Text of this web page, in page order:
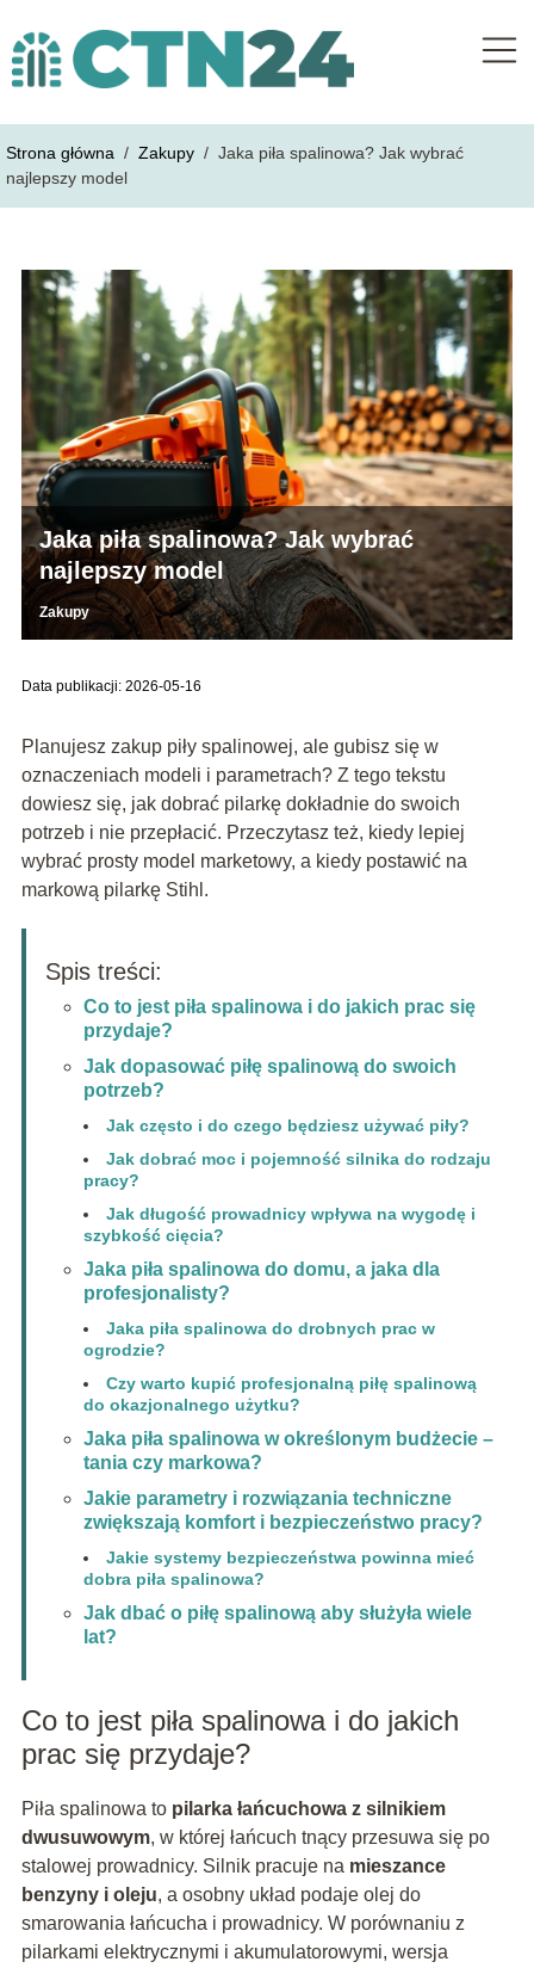
Strona główna / Zakupy / Jaka piła spalinowa? Jak wybrać
najlepszy model
Jaka piła spalinowa? Jak wybrać
najlepszy model
Zakupy
Data publikacji: 2026-05-16
Planujesz zakup piły spalinowej, ale gubisz się w
oznaczeniach modeli i parametrach? Z tego tekstu
dowiesz się, jak dobrać pilarkę dokładnie do swoich
potrzeb i nie przepłacić. Przeczytasz też, kiedy lepiej
wybrać prosty model marketowy, a kiedy postawić na
markową pilarkę Stihl.
Spis treści:
Co to jest piła spalinowa i do jakich prac się
przydaje?
Jak dopasować piłę spalinową do swoich
potrzeb?
Jak często i do czego będziesz używać piły?
Jak dobrać moc i pojemność silnika do rodzaju
pracy?
Jak długość prowadnicy wpływa na wygodę i
szybkość cięcia?
Jaka piła spalinowa do domu, a jaka dla
profesjonalisty?
Jaka piła spalinowa do drobnych prac w
ogrodzie?
Czy warto kupić profesjonalną piłę spalinową
do okazjonalnego użytku?
Jaka piła spalinowa w określonym budżecie –
tania czy markowa?
Jakie parametry i rozwiązania techniczne
zwiększają komfort i bezpieczeństwo pracy?
Jakie systemy bezpieczeństwa powinna mieć
dobra piła spalinowa?
Jak dbać o piłę spalinową aby służyła wiele
lat?
Co to jest piła spalinowa i do jakich
prac się przydaje?
Piła spalinowa to pilarka łańcuchowa z silnikiem
dwusuwowym, w której łańcuch tnący przesuwa się po
stalowej prowadnicy. Silnik pracuje na mieszance
benzyny i oleju, a osobny układ podaje olej do
smarowania łańcucha i prowadnicy. W porównaniu z
pilarkami elektrycznymi i akumulatorowymi, wersja